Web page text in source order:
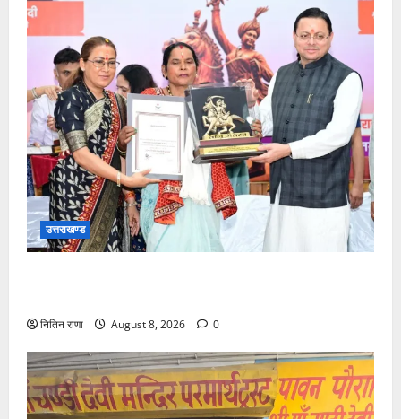
उत्तराखण्ड
नितिन राणा August 8, 2026 0